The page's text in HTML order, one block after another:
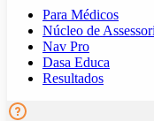
Para Médicos
Núcleo de
Nav Pro
Dasa Educa
Resultados